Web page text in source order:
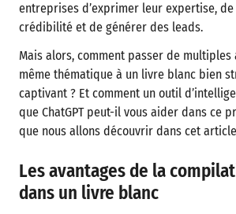
entreprises d’exprimer leur expertise,
crédibilité et de générer des leads.
Mais alors, comment passer de
même thématique à un livre blanc bien
captivant ? Et comment un outil
que ChatGPT peut-il vous aider dans ce
que nous allons découvrir dans cet
Les avantages de la
dans un livre blanc